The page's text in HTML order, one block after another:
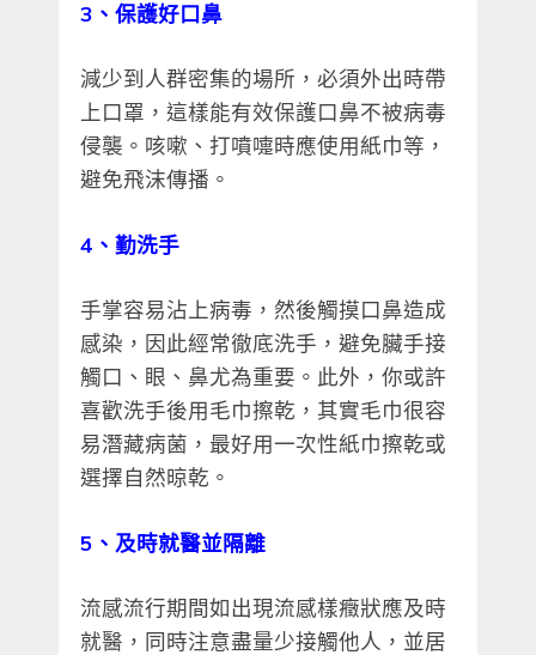
3、保護好口鼻
減少到人群密集的場所，必須外出時帶
上口罩，這樣能有效保護口鼻不被病毒
侵襲。咳嗽、打噴嚏時應使用紙巾等，
避免飛沫傳播。
4、勤洗手
手掌容易沾上病毒，然後觸摸口鼻造成
感染，因此經常徹底洗手，避免臟手接
觸口、眼、鼻尤為重要。此外，你或許
喜歡洗手後用毛巾擦乾，其實毛巾很容
易潛藏病菌，最好用一次性紙巾擦乾或
選擇自然晾乾。
5、及時就醫並隔離
流感流行期間如出現流感樣癥狀應及時
就醫，同時注意盡量少接觸他人，並居